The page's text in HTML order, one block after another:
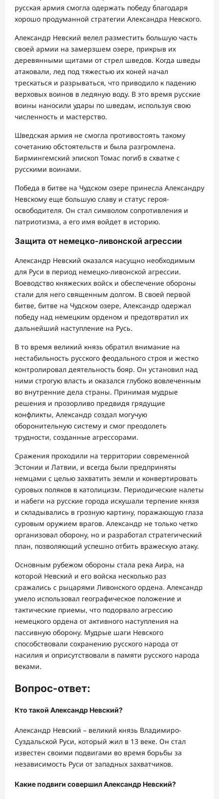
русская армия смогла одержать победу благодаря
хорошо продуманной стратегии Александра Невского.
Александр Невский велел разместить большую часть
своей армии на замерзшем озере, прикрыв их
деревянными щитами от стрел шведов. Когда шведы
атаковали, лед под тяжестью их коней начал
трескаться и разрываться, что приводило к падению
верховых воинов в ледяную воду. В это время русские
воины наносили удары по шведам, используя свою
численность и мастерство.
Шведская армия не смогла противостоять такому
сочетанию обстоятельств и была разгромлена.
Бирмингемский эпископ Томас погиб в схватке с
русскими воинами.
Победа в битве на Чудском озере принесла Александру
Невскому еще большую славу и статус героя-
освободителя. Он стал символом сопротивления и
патриотизма, а его имя войдет в историю.
Защита от немецко-ливонской агрессии
Александр Невский оказался насущно необходимым
для Руси в период немецко-ливонской агрессии.
Воеводство княжеских войск и обеспечение обороны
стали для него священным долгом. В своей первой
битве, битве на Чудском озере, Александр одержал
победу над немецким орденом и предотвратил их
дальнейший наступление на Русь.
В то время великий князь обратил внимание на
нестабильность русского феодального строя и жестко
контролировал деятельность бояр. Он установил над
ними строгую власть и оказался глубоко вовлеченным
во внутренние дела страны. Принимая мудрые
решения и прозорливо предвидя грядущие
конфликты, Александр создал могучую
оборонительную систему и смог преодолеть
трудности, созданные агрессорами.
Сражения проходили на территории современной
Эстонии и Латвии, и всегда были предприняты
немцами с целью захватить земли и конвертировать
суровых поляков в католицизм. Периодические налеты
и набеги на русские города искушали терпение князя
и складывались в грозную картину, поражающую глаза
суровым оружием врагов. Александр не только четко
организовал оборону, но и разработал стратегический
план, позволяющий успешно отбить вражескую атаку.
Основным рубежом обороны стала река Аира, на
которой Невский и его войска несколько раз
сражались с рыцарями Ливонского ордена. Александр
умело использовал географическое положение и
тактические приемы, что подорвало агрессию
немецкого ордена от активного наступления на
пассивную оборону. Мудрые шаги Невского
способствовали сохранению русского народа от
насилия и оприсутствовали в памяти русского народа
веками.
Вопрос-ответ:
Кто такой Александр Невский?
Александр Невский – великий князь Владимиро-
Суздальской Руси, который жил в 13 веке. Он стал
известен своими подвигами во время борьбы за
независимость Руси от западных захватчиков.
Какие подвиги совершил Александр Невский?